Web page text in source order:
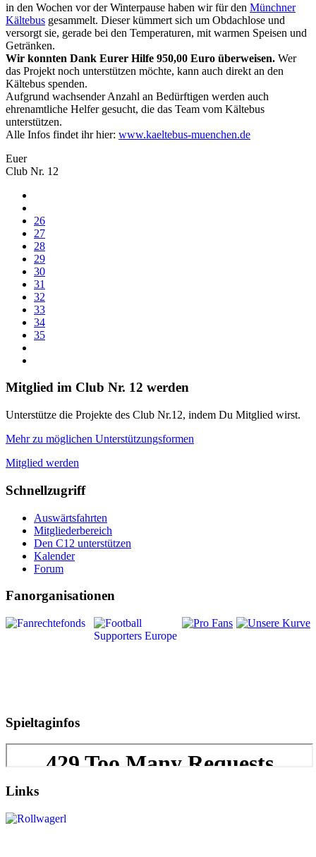
in den Wochen vor der Winterpause haben wir für den Münchner
Kältebus gesammelt. Dieser kümmert sich um Obdachlose und
versorgt sie, gerade bei den Temperaturen, mit warmen Speisen und
Getränken.
Wir konnten Dank Eurer Hilfe 950,00 Euro überweisen. Wer
das Projekt noch unterstützen möchte, kann auch direkt an den
Kältebus spenden.
Aufgrund wachsender Anzahl an Bedürftigen werden auch
ehrenamtliche Helfer gesucht, die das Team vom Kältebus
unterstützen.
Alle Infos findet ihr hier: www.kaeltebus-muenchen.de
Euer
Club Nr. 12
26
27
28
29
30
31
32
33
34
35
Mitglied im Club Nr. 12 werden
Unterstütze die Projekte des Club Nr.12, indem Du Mitglied wirst.
Mehr zu möglichen Unterstützungsformen
Mitglied werden
Schnellzugriff
Auswärtsfahrten
Mitgliederbereich
Den C12 unterstützen
Kalender
Forum
Fanorganisationen
Spieltaginfos
Links